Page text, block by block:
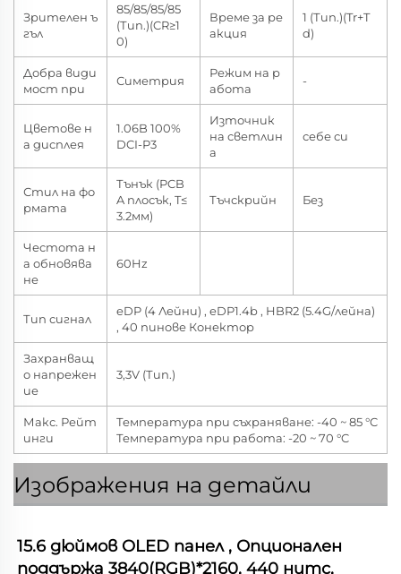
Зрителен ъ
гъл
85/85/85/85
(Тип.)(CR≥1
0)
Време за ре
акция
1 (Тип.)(Tr+T
d)
Добра види
мост при
Симетрия
Режим на р
абота
-
Цветове н
а дисплея
1.06B 100%
DCI-P3
Източник
на светлин
а
себе си
Стил на фо
рмата
Тънък (PCB
A плосък, T≤
3.2мм)
Тъчскрийн Без
Честота н
а обновява
не
60Hz
Тип сигнал
eDP (4 Лейни) , eDP1.4b , HBR2 (5.4G/лейна)
, 40 пинове Конектор
Захранващ
о напрежен
ие
3,3V (Тип.)
Макс. Рейт
инги
Температура при съхраняване: -40 ~ 85 °C
Температура при работа: -20 ~ 70 °C
Изображения на детайли
15.6 дюймов OLED панел
поддържа 3840(RGB)*2160, 440 нитс,